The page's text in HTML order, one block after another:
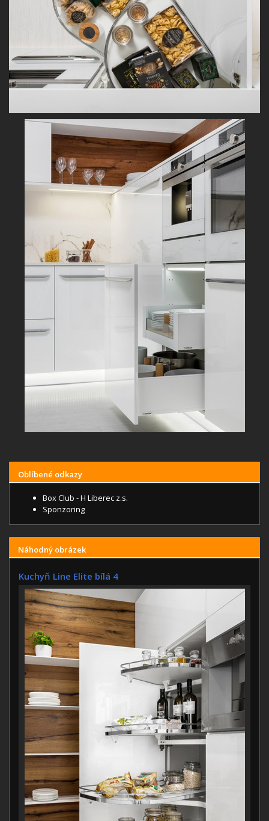
Oblíbené odkazy
Box Club - H Liberec z.s.
Sponzoring
Náhodný obrázek
Kuchyň Line Elite bílá 4